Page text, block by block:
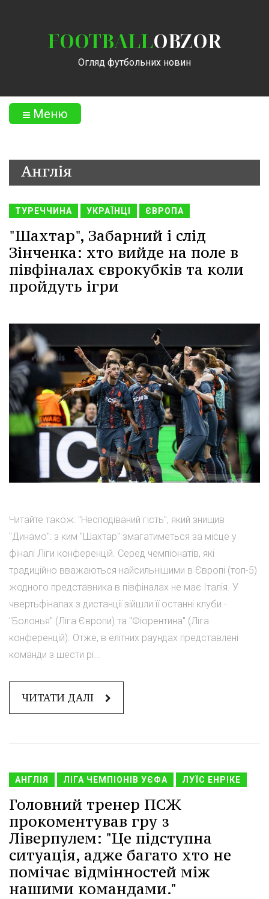
FOOTBALLOBZOR
Огляд футбольних новин
Меню
Англія
ТУРЕЧЧИНА УКРАЇНЦІ ЄВРОПА
"Шахтар", Забарний і слід
Зінченка: хто вийде на поле в
півфіналах єврокубків та коли
пройдуть ігри
Читайте також: "Несподіваний гість", який знищив
"Динамо": з ким "Шахтар" змагатиметься за місце у
фіналі Ліги конференцій. Серед чемпіонатів, які
традиційно вважаються найсильнішими в Європі (топ-5)
жодного представника в півфіналах не має Італія. У
чвертьфіналах з дистанції зійшли її останні клуби -
"Болонья" (Ліга Європи) та "Фіорентина" (Ліга
конференцій). Отже, в елітних раундах представлені
команди з шести рі...
ЧИТАТИ ДАЛІ
АНГЛІЯ ЛІГА ЧЕМПІОНІВ УЄФА ЛУЇС ЕНРІКЕ
Головний тренер ПСЖ
прокоментував гру з
Ліверпулем: "Це підступна
ситуація, адже багато хто не
помічає відмінностей між
нашими командами."